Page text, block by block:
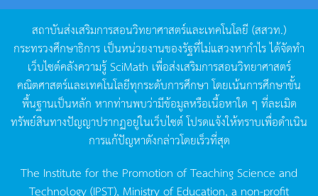
สถาบันส่งเสริมการสอนวิทยาศาสตร์และเทคโนโลยี (สสวท.)
กระทรวงศึกษาธิการ เป็นหน่วยงานของรัฐที่ไม่แสวงหากำไรได้จัดทำ
เว็บไซต์คลังความรู้SciMath เพื่อส่งเสริมการสอนวิทยาศาสตร์
คณิตศาสตร์และเทคโนโลยีทุกระดับการศึกษา โดยเน้นการศึกษาขั้น
พื้นฐานเป็นหลัก หากท่านพบว่ามีข้อมูลหรือเนื้อหาใด ๆ ที่ละเมิด
ทรัพย์สินทางปัญญาปรากฏอยู่ในเว็บไซต์โปรดแจ้งให้ทราบเพื่อดำเนิน
การแก้ปัญหาดังกล่าวโดยเร็วที่สุด
The Institute for the Promotion of Teaching Science and
Technology (IPST), Ministry of Education, a non-profit